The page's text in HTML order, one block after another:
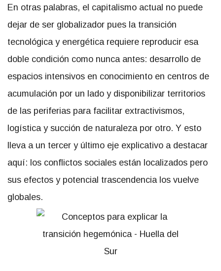
En otras palabras, el capitalismo actual no puede
dejar de ser globalizador pues la transición
tecnológica y energética requiere reproducir esa
doble condición como nunca antes: desarrollo de
espacios intensivos en conocimiento en centros de
acumulación por un lado y disponibilizar territorios
de las periferias para facilitar extractivismos,
logística y succión de naturaleza por otro. Y esto
lleva a un tercer y último eje explicativo a destacar
aquí: los conflictos sociales están localizados pero
sus efectos y potencial trascendencia los vuelve
globales.